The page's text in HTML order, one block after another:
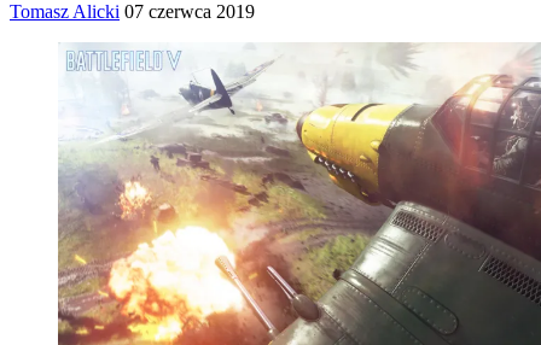
Tomasz Alicki 07 czerwca 2019